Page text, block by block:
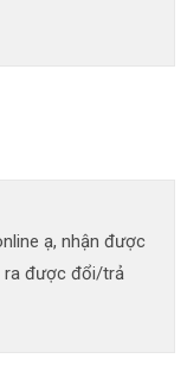
ạ, nhận được
ra được đổi/trả